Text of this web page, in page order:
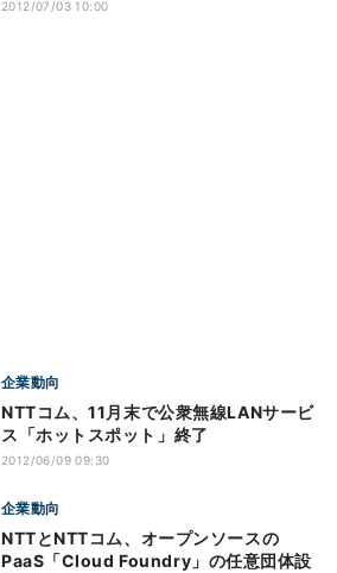
2012/07/03 10:00
企業動向
NTTコム、11月末で公衆無線LANサービ
ス「ホットスポット」終了
2012/06/09 09:30
企業動向
NTTとNTTコム、オープンソースの
PaaS「Cloud Foundry」の任意団体設